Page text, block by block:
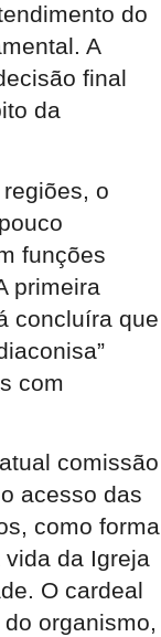
do
A
final
da
o
funções
primeira
concluíra que
com
comissão
acesso das
como forma
da Igreja
O cardeal
organismo,